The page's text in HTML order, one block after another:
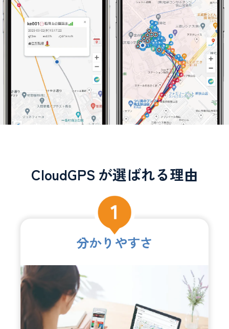
CloudGPS が選ばれる理由
分かりやすさ